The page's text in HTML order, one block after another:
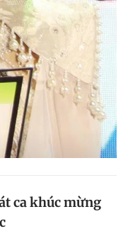
ca khúc mừng